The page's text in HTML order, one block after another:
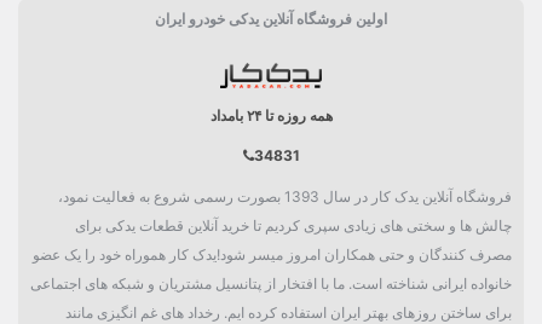
حداقل تعداد خرید شمع موتور
اولین فروشگاه آنلاین یدکی خودرو ایران
همه روزه تا ۲۴ بامداد
34831
فروشگاه آنلاین یدک کار در سال 1393 بصورت رسمی شروع به فعالیت نمود،
چالش ها و سختی های زیادی سپری کردیم تا خرید آنلاین قطعات یدکی برای
مصرف کنندگان و حتی همکاران امروز میسر شود!یدک کار هموراه خود را یک عضو
خانواده ایرانی شناخته است. ما با افتخار از پتانسیل مشتریان و شبکه های اجتماعی
برای ساختن روزهای بهتر ایران استفاده کرده ایم. رخداد های غم انگیزی مانند